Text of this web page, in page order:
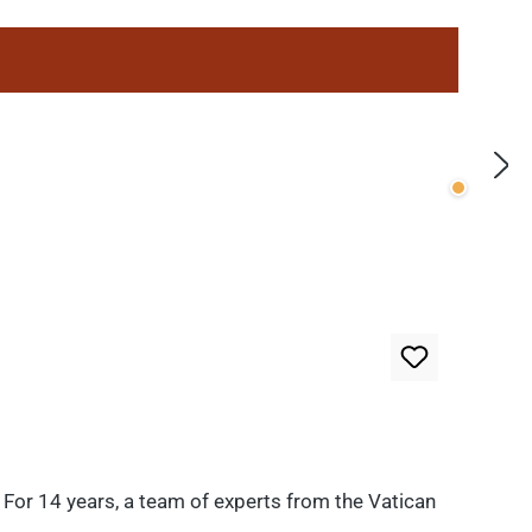
Wenige
14 years, a team of experts from the Vatican